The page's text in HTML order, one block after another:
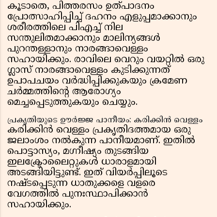
കൂടാതെ, പിത്തരസം ഉത്പാദനം
പ്രോത്സാഹിപ്പിച്ച് ദഹനം എളുപ്പമാക്കാനും
ശരീരത്തിലെ പിഎച്ച് നില
സന്തുലിതമാക്കാനും മാലിന്യങ്ങൾ
പുറന്തള്ളാനും നാരങ്ങാവെള്ളം
സഹായിക്കും. രാവിലെ വെറും വയറ്റിൽ ഒരു
ഗ്ലാസ് നാരങ്ങാവെള്ളം കുടിക്കുന്നത്
ഉപാപചയം വർദ്ധിപ്പിക്കുകയും ക്രമേണ
ചർമ്മത്തിന്റെ ആരോഗ്യം
മെച്ചപ്പെടുത്തുകയും ചെയ്യും.
പ്രകൃതിയുടെ ഊർജ്ജ പാനീയം: കരിക്കിൻ വെള്ളം
കരിക്കിൻ വെള്ളം പ്രകൃതിദത്തമായ ഒരു
ജലാംശം നൽകുന്ന പാനീയമാണ്. ഇതിൽ
പൊട്ടാസ്യം, മഗ്നീഷ്യം തുടങ്ങിയ
ഇലക്ട്രോലൈറ്റുകൾ ധാരാളമായി
അടങ്ങിയിട്ടുണ്ട്. ഇത് വിയർപ്പിലൂടെ
നഷ്ടപ്പെടുന്ന ധാതുക്കളെ വളരെ
വേഗത്തിൽ പുനഃസ്ഥാപിക്കാൻ
സഹായിക്കും.